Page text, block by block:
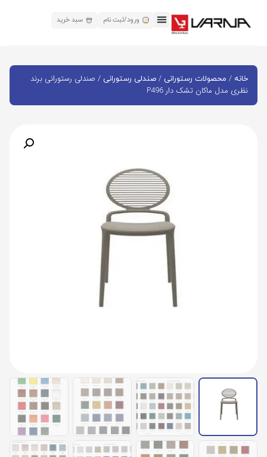
ورود/ثبت نام سبد خرید
خانه / محصولات رستورانی / صندلی رستورانی / صندلی رستورانی برند
نظری مدل ماکان تشک دار P496